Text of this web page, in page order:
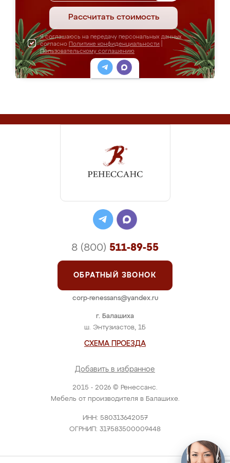
Рассчитать стоимость
Я соглашаюсь на передачу персональных данных
согласно Политике конфиденциальности
Пользовательскому соглашению
2015 - 2026 © Ренессанс.
Мебель от производителя в Балашихе.
ИНН: 580313642057
ОГРНИП: 317583500009448
г. Балашиха
ш. Энтузиастов, 1Б
СХЕМА ПРОЕЗДА
Добавить в избранное
8 (800) 511-89-55
ОБРАТНЫЙ ЗВОНОК
corp-renessans@yandex.ru